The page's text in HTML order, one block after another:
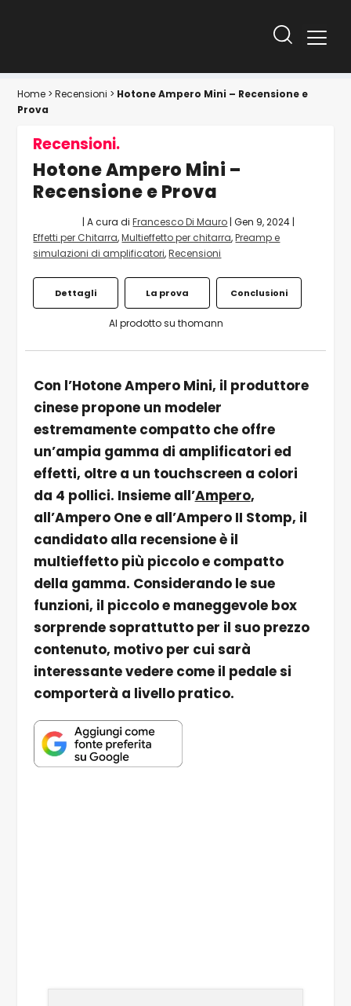
Home >Recensioni > Hotone Ampero Mini – Recensione e
Prova
Recensioni.
Hotone Ampero Mini –
Recensione e Prova
| A cura diFrancesco Di Mauro |Gen 9, 2024 |
Effetti per Chitarra,Multieffetto per chitarra,Preamp e
simulazioni di amplificatori,Recensioni
Dettagli La prova Conclusioni
Al prodotto su thomann
Con l’Hotone Ampero Mini, il produttore
cinese propone un modeler
estremamente compatto che offre
un’ampia gamma di amplificatori ed
effetti, oltre a un touchscreen a colori
da 4 pollici. Insieme all’Ampero,
all’Ampero One e all’Ampero II Stomp, il
candidato alla recensione è il
multieffetto più piccolo e compatto
della gamma. Considerando le sue
funzioni, il piccolo e maneggevole box
sorprende soprattutto per il suo prezzo
contenuto, motivo per cui sarà
interessante vedere come il pedale si
comporterà a livello pratico.